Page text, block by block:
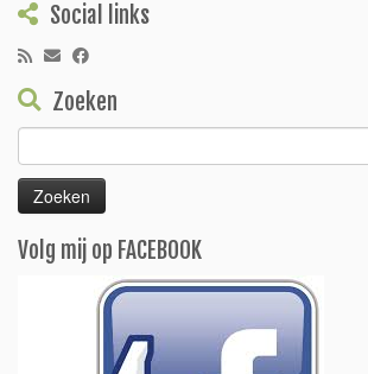
Social links
Zoeken
naar:
Volg mij op FACEBOOK